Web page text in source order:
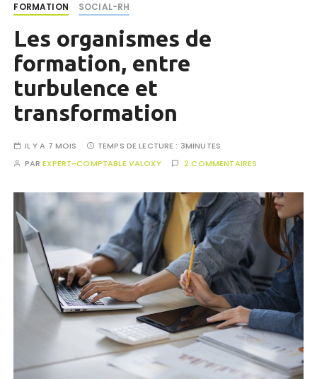
FORMATION SOCIAL-RH
Les organismes de
formation, entre
turbulence et
transformation
IL Y A 7 MOIS TEMPS DE LECTURE : 3MINUTES
PAREXPERT-COMPTABLE VALOXY 2 COMMENTAIRES